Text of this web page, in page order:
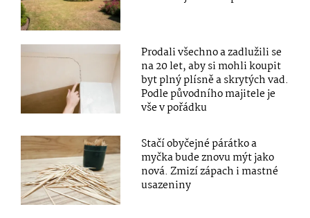
Prodali všechno a zadlužili se
na 20 let, aby si mohli koupit
byt plný plísně a skrytých vad.
Podle původního majitele je
vše v pořádku
Stačí obyčejné párátko a
myčka bude znovu mýt jako
nová. Zmizí zápach i mastné
usazeniny